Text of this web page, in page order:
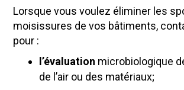
Lorsque vous voulez éliminer les
moisissures de vos bâtiments,
pour :
l’évaluation microbiologique
de l’air ou des matériaux;